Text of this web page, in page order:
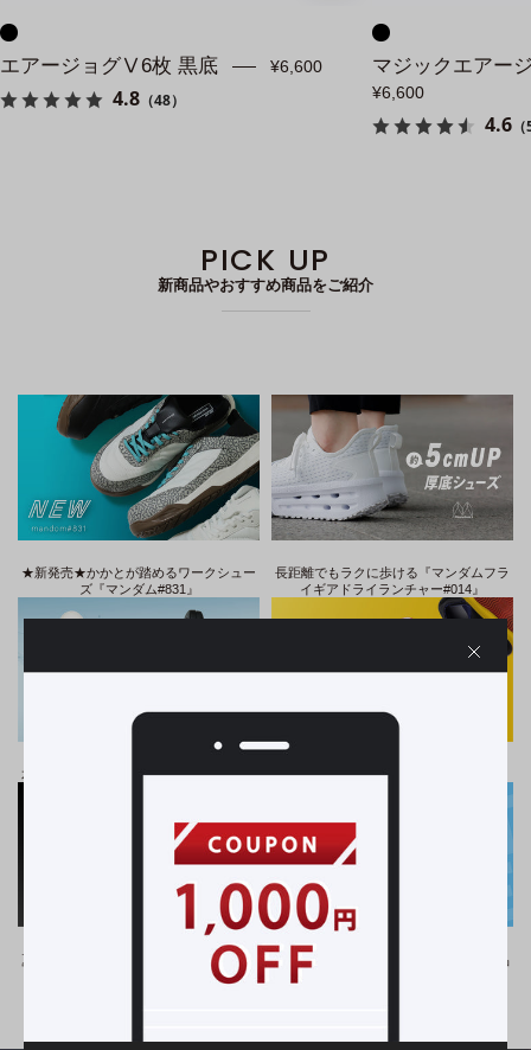
エアージョグⅤ6枚 黒底 ¥6,600
4.8 （48）
マジックエアー
¥6,600
4.6（
PICK UP
新商品やおすすめ商品をご紹介
★新発売★かかとが踏めるワークシュー
ズ『マンダム#831』
長距離でもラクに歩ける『マンダムフラ
イギアドライランチャー#014』
水や汚れから足を守る『防水シューズ』 お子様でも履きやすいマジックタイプ
夏の現場でも快適に過ごせるワークシュ
在庫限りのスペシャルプライスで、商品